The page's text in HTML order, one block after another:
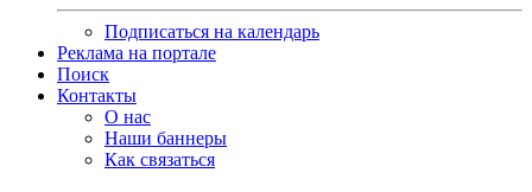
Подписаться на календарь
Реклама на портале
Поиск
Контакты
О нас
Наши баннеры
Как связаться